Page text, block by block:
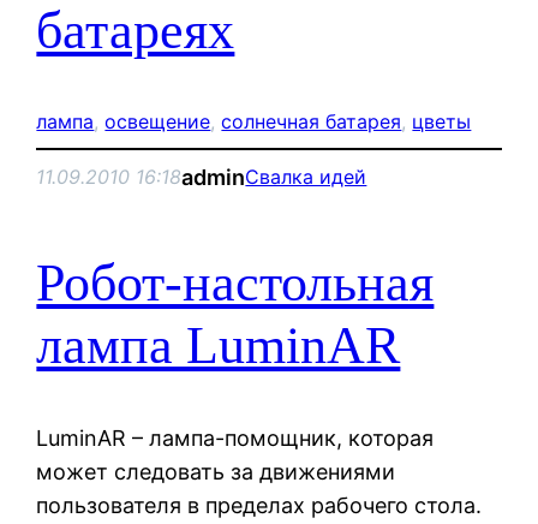
батареях
лампа, освещение, солнечная батарея, цветы
11.09.2010 16:18adminСвалка идей
Робот-настольная
лампа LuminAR
LuminAR – лампа-помощник, которая
может следовать за движениями
пользователя в пределах рабочего стола.